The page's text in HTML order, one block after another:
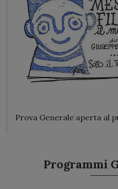
Prova Generale aperta al
Programmi